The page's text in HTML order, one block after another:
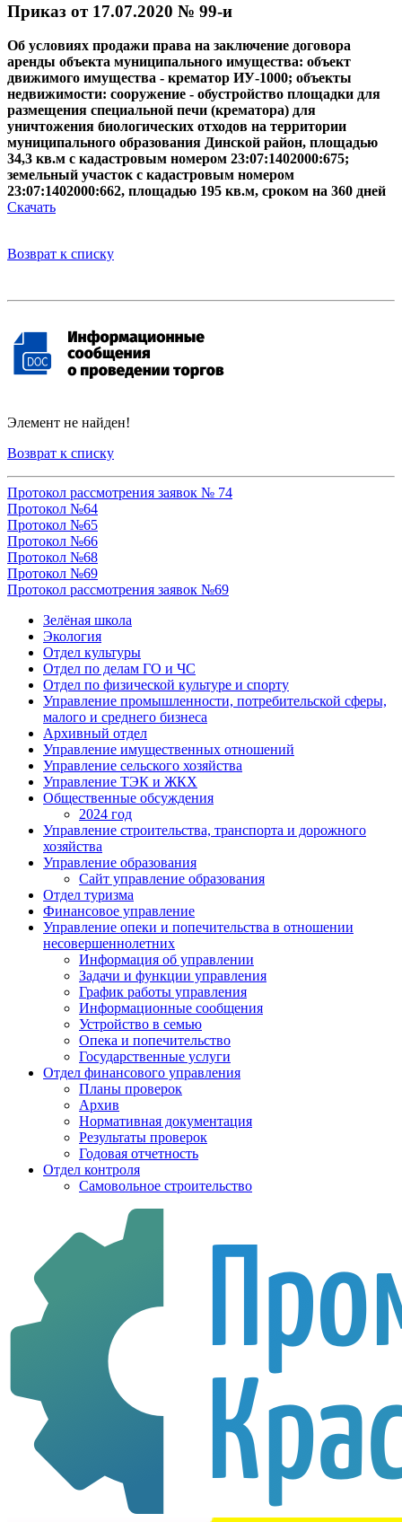
Приказ от 17.07.2020 № 99-и
Об условиях продажи права на заключение договора
аренды объекта муниципального имущества: объект
движимого имущества - крематор ИУ-1000; объекты
недвижимости: сооружение - обустройство площадки для
размещения специальной печи (крематора) для
уничтожения биологических отходов на территории
муниципального образования Динской район, площадью
34,3 кв.м с кадастровым номером 23:07:1402000:675;
земельный участок с кадастровым номером
23:07:1402000:662, площадью 195 кв.м, сроком на 360 дней
Скачать
Возврат к списку
Элемент не найден!
Возврат к списку
Протокол рассмотрения заявок № 74
Протокол №64
Протокол №65
Протокол №66
Протокол №68
Протокол №69
Протокол рассмотрения заявок №69
Зелёная школа
Экология
Отдел культуры
Отдел по делам ГО и ЧС
Отдел по физической культуре и спорту
Управление промышленности, потребительской сферы,
малого и среднего бизнеса
Архивный отдел
Управление имущественных отношений
Управление сельского хозяйства
Управление ТЭК и ЖКХ
Общественные обсуждения
2024 год
Управление строительства, транспорта и дорожного
хозяйства
Управление образования
Сайт управление образования
Отдел туризма
Финансовое управление
Управление опеки и попечительства в отношении
несовершеннолетних
Информация об управлении
Задачи и функции управления
График работы управления
Информационные сообщения
Устройство в семью
Опека и попечительство
Государственные услуги
Отдел финансового управления
Планы проверок
Архив
Нормативная документация
Результаты проверок
Годовая отчетность
Отдел контроля
Самовольное строительство